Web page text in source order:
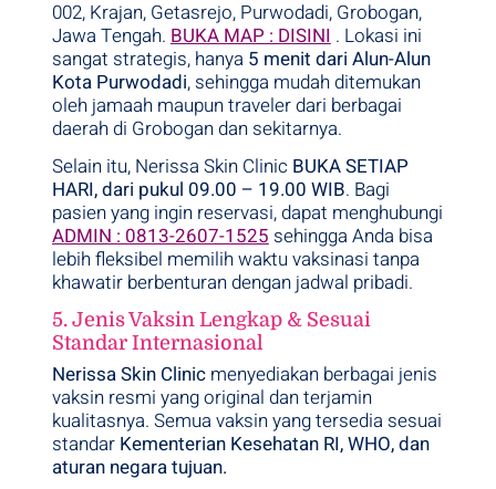
002, Krajan, Getasrejo, Purwodadi, Grobogan,
Jawa Tengah.BUKA MAP : DISINI. Lokasi ini
sangat strategis, hanya 5 menit dari Alun-Alun
Kota Purwodadi, sehingga mudah ditemukan
oleh jamaah maupun traveler dari berbagai
daerah di Grobogan dan sekitarnya.
Selain itu, Nerissa Skin Clinic BUKA SETIAP
HARI, dari pukul 09.00 – 19.00 WIB. Bagi
pasien yang ingin reservasi, dapat menghubungi
ADMIN : 0813-2607-1525sehingga Anda bisa
lebih fleksibel memilih waktu vaksinasi tanpa
khawatir berbenturan dengan jadwal pribadi.
5. Jenis Vaksin Lengkap & Sesuai
Standar Internasional
Nerissa Skin Clinicmenyediakan berbagai jenis
vaksin resmi yang original dan terjamin
kualitasnya. Semua vaksin yang tersedia sesuai
standar Kementerian Kesehatan RI, WHO, dan
aturan negara tujuan.